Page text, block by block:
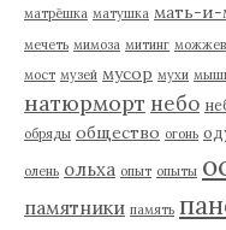
матрёшка матушка мать-и-
мечеть мимоза митинг
мост музей мусор мухи
натюрморт небо
обряды общество огонь
олень ольха опыт опыты
памятники память